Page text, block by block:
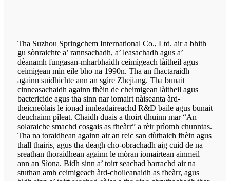
Tha Suzhou Springchem International Co., Ltd. air a bhith
gu sònraichte a’ rannsachadh, a’ leasachadh agus a’
dèanamh fungasan-mharbhaidh ceimigeach làitheil agus
ceimigean mìn eile bho na 1990n. Tha an fhactaraidh
againn suidhichte ann an sgìre Zhejiang. Tha bunait
cinneasachaidh againn fhèin de cheimigean làitheil agus
bactericide agus tha sinn nar iomairt nàiseanta àrd-
theicneòlais le ionad innleadaireachd R&D baile agus bunait
deuchainn pìleat. Chaidh duais a thoirt dhuinn mar “An
solaraiche smachd cosgais as fheàrr” a rèir prìomh chunntas.
Tha na toraidhean againn air an reic san dùthaich fhèin agus
thall thairis, agus tha deagh cho-obrachadh aig cuid de na
sreathan thoraidhean againn le mòran iomairtean ainmeil
ann an Sìona. Bidh sinn a’ toirt seachad barrachd air na
stuthan amh ceimigeach àrd-choileanaidh as fheàrr, agus